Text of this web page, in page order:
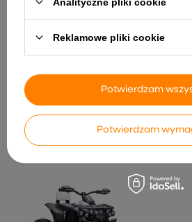
Auto Na Akumulator
24V
2 560,89 zł
Reklamowe pliki cookie
Potwierdzam
Potwierdzam